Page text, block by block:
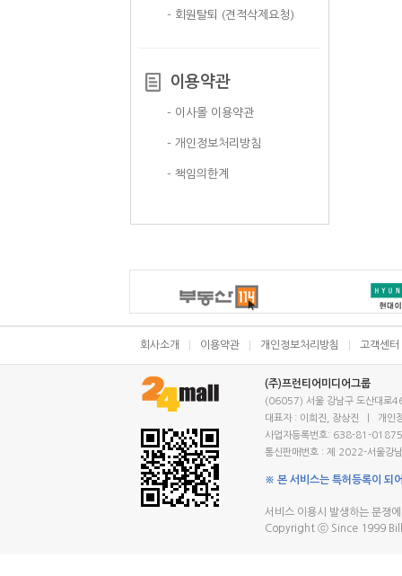
- 회원탈퇴 (견적삭제요청)
이용약관
- 이사몰 이용약관
- 개인정보처리방침
- 책임의한계
회사소개 이용약관 개인정보처리방침 고객센터
(주)프런티어미디어그룹
(06057) 서울 강남구 도산대로
대표자 : 이희진, 장상진 | 개인
사업자등록번호: 638-81-
통신판매번호 : 제 2022-서울
※ 본 서비스는 특허등록이 되
서비스 이용시 발생하는 분쟁
Copyright ⓒ Since 1999